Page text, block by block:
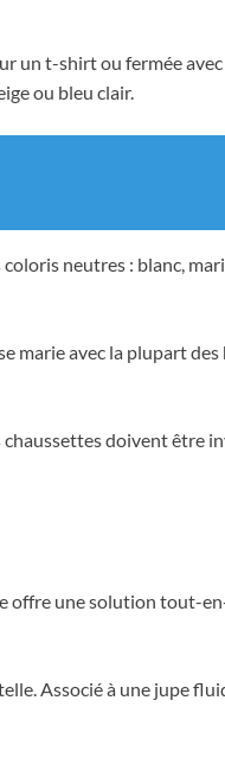
un t-shirt ou fermée avec
ou bleu clair.
neutres : blanc,
marie avec la plupart
chaussettes doivent être
offre une solution tout-
Associé à une jupe